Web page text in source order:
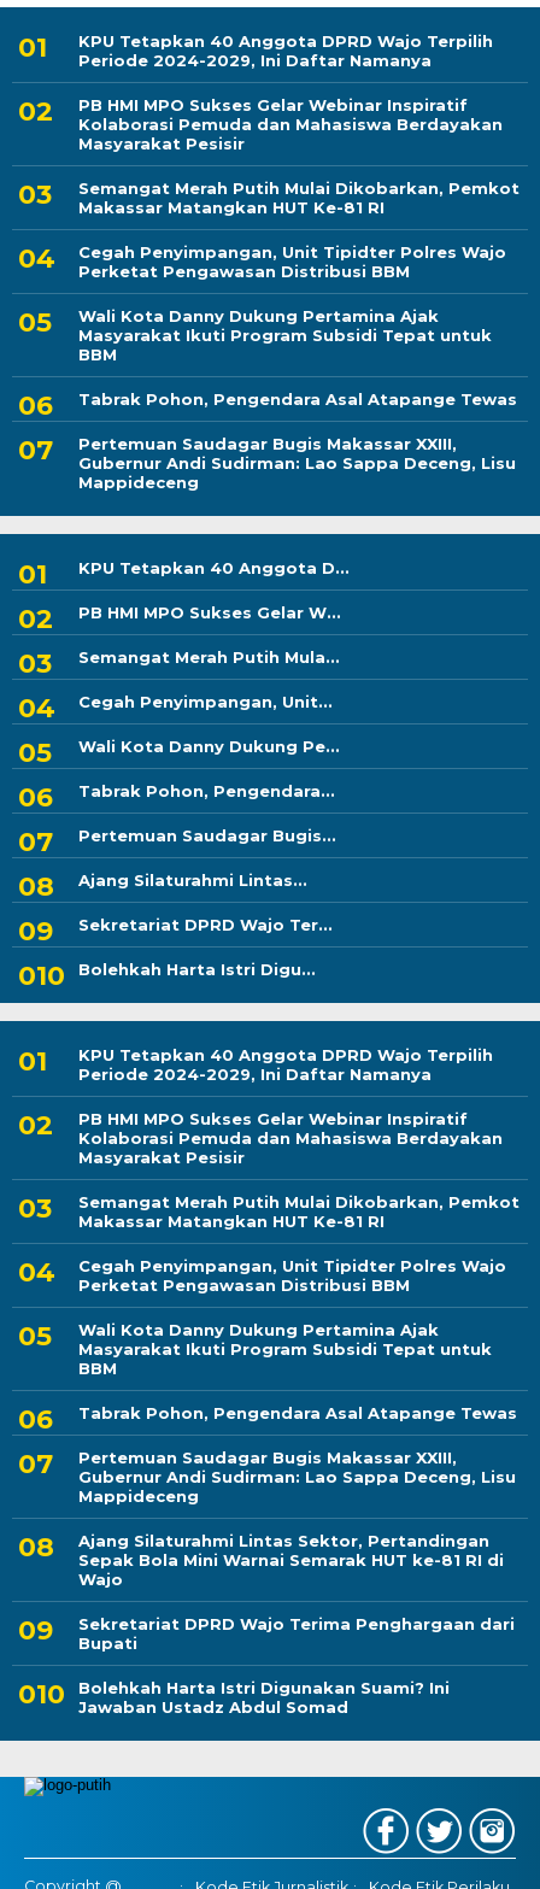
KPU Tetapkan 40 Anggota DPRD Wajo Terpilih
Periode 2024-2029, Ini Daftar Namanya
PB HMI MPO Sukses Gelar Webinar Inspiratif
Kolaborasi Pemuda dan Mahasiswa Berdayakan
Masyarakat Pesisir
Semangat Merah Putih Mulai Dikobarkan, Pemkot
Makassar Matangkan HUT Ke-81 RI
Cegah Penyimpangan, Unit Tipidter Polres Wajo
Perketat Pengawasan Distribusi BBM
Wali Kota Danny Dukung Pertamina Ajak
Masyarakat Ikuti Program Subsidi Tepat untuk
BBM
Tabrak Pohon, Pengendara Asal Atapange Tewas
Pertemuan Saudagar Bugis Makassar XXIII,
Gubernur Andi Sudirman: Lao Sappa Deceng, Lisu
Mappideceng
KPU Tetapkan 40 Anggota D...
PB HMI MPO Sukses Gelar W...
Semangat Merah Putih Mula...
Cegah Penyimpangan, Unit...
Wali Kota Danny Dukung Pe...
Tabrak Pohon, Pengendara...
Pertemuan Saudagar Bugis...
Ajang Silaturahmi Lintas...
Sekretariat DPRD Wajo Ter...
Bolehkah Harta Istri Digu...
KPU Tetapkan 40 Anggota DPRD Wajo Terpilih
Periode 2024-2029, Ini Daftar Namanya
PB HMI MPO Sukses Gelar Webinar Inspiratif
Kolaborasi Pemuda dan Mahasiswa Berdayakan
Masyarakat Pesisir
Semangat Merah Putih Mulai Dikobarkan, Pemkot
Makassar Matangkan HUT Ke-81 RI
Cegah Penyimpangan, Unit Tipidter Polres Wajo
Perketat Pengawasan Distribusi BBM
Wali Kota Danny Dukung Pertamina Ajak
Masyarakat Ikuti Program Subsidi Tepat untuk
BBM
Tabrak Pohon, Pengendara Asal Atapange Tewas
Pertemuan Saudagar Bugis Makassar XXIII,
Gubernur Andi Sudirman: Lao Sappa Deceng, Lisu
Mappideceng
Ajang Silaturahmi Lintas Sektor, Pertandingan
Sepak Bola Mini Warnai Semarak HUT ke-81 RI di
Wajo
Sekretariat DPRD Wajo Terima Penghargaan dari
Bupati
Bolehkah Harta Istri Digunakan Suami? Ini
Jawaban Ustadz Abdul Somad